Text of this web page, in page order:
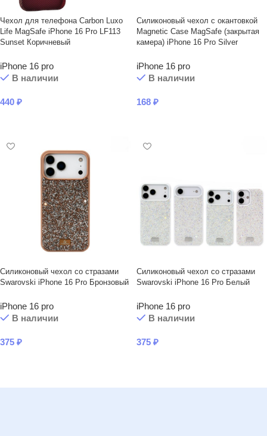
Чехол для телефона Carbon Luxo
Life MagSafe iPhone 16 Pro LF113
Sunset Коричневый
iPhone 16 pro
В наличии
440 ₽
Силиконовый чехол с окантовкой
Magnetic Case MagSafe (закрытая
камера) iPhone 16 Pro Silver
iPhone 16 pro
В наличии
168 ₽
Силиконовый чехол со стразами
Swarovski iPhone 16 Pro Бронзовый
iPhone 16 pro
В наличии
375 ₽
Силиконовый чехол со стразами
Swarovski iPhone 16 Pro Белый
iPhone 16 pro
В наличии
375 ₽